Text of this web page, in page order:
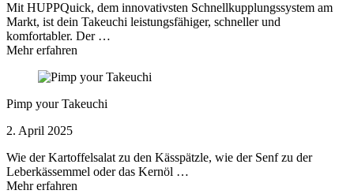
Mit HUPPQuick, dem innovativsten Schnell­kupplungs­system am
Markt, ist dein Takeuchi leistungsfähiger, schneller und
komfortabler. Der …
Mehr erfahren
Pimp your Takeuchi
2. April 2025
Wie der Kartoffelsalat zu den Kässpätzle, wie der Senf zu der
Leberkässemmel oder das Kernöl …
Mehr erfahren